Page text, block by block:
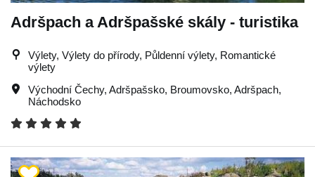
Adršpach a Adršpašské skály - turistika
Výlety, Výlety do přírody, Půldenní výlety, Romantické
výlety
Východní Čechy, Adršpašsko, Broumovsko, Adršpach,
Náchodsko